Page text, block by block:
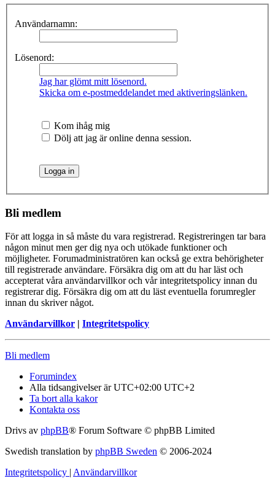
Användarnamn:
Lösenord:
Jag har glömt mitt lösenord.
Skicka om e-postmeddelandet med aktiveringslänken.
Kom ihåg mig
Dölj att jag är online denna session.
Bli medlem
För att logga in så måste du vara registrerad. Registreringen tar bara
någon minut men ger dig nya och utökade funktioner och
möjligheter. Forumadministratören kan också ge extra behörigheter
till registrerade användare. Försäkra dig om att du har läst och
accepterat våra användarvillkor och vår integritetspolicy innan du
registrerar dig. Försäkra dig om att du läst eventuella forumregler
innan du skriver något.
Användarvillkor | Integritetspolicy
Bli medlem
Forumindex
Alla tidsangivelser är UTC+02:00 UTC+2
Ta bort alla kakor
Kontakta oss
Drivs av phpBB® Forum Software © phpBB Limited
Swedish translation by phpBB Sweden © 2006-2024
Integritetspolicy | Användarvillkor